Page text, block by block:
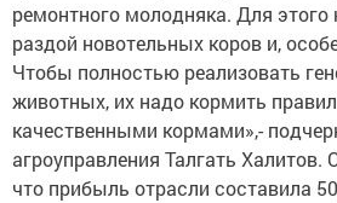
ремонтного молодняка. Для этого
раздой новотельных коров и,
Чтобы полностью реализовать
животных, их надо кормить
качественными кормами»,-
агроуправления Талгать Халитов.
что прибыль отрасли составила